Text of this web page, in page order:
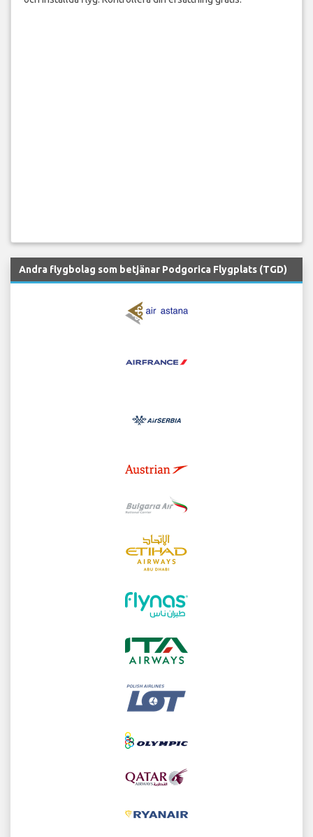
Andra flygbolag som betjänar Podgorica Flygplats (TGD)